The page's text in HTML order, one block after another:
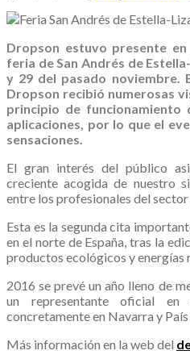
Dropson estuvo presente
feria de San Andrés de
y 29 del pasado noviembre.
Dropson recibió numerosas
principio de funcionamiento
aplicaciones, por lo que el
sensaciones.
El gran interés del público
creciente acogida de nuestro
entre los profesionales del
Esta es la segunda cita
en el norte de España, tras la
productos ecológicos y energías
2016 se prevé un año lleno de
un representante oficial
concretamente en Navarra y País
Más información en la web del